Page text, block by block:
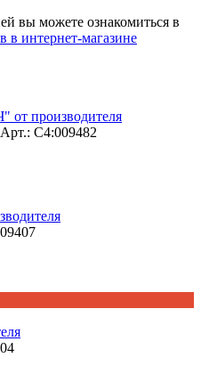
вы можете ознакомиться в
в интернет-магазине
Арт.: С4:009482